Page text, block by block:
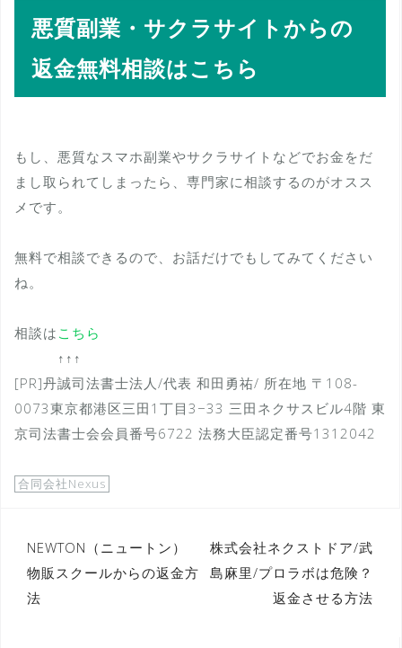
悪質副業・サクラサイトからの
返金無料相談はこちら
もし、悪質なスマホ副業やサクラサイトなどでお金をだ
まし取られてしまったら、専門家に相談するのがオスス
メです。
無料で相談できるので、お話だけでもしてみてください
ね。
相談は こちら
↑↑↑
[PR]丹誠司法書士法人/代表 和田勇祐/ 所在地 〒108-
0073東京都港区三田1丁目3−33 三田ネクサスビル4階 東
京司法書士会会員番号6722 法務大臣認定番号1312042
合同会社Nexus
投
稿
ナ
NEWTON（ニュートン）
物販スクールからの返金方
法
株式会社ネクストドア/武
島麻里/プロラボは危険？
返金させる方法